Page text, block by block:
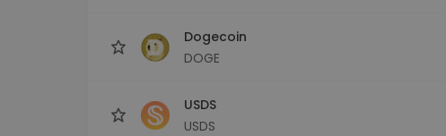
Dogecoin
DOGE
USDS
USDS